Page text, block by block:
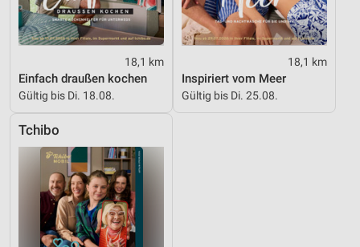
18,1 km
Einfach draußen kochen
Gültig bis Di. 18.08.
18,1 km
Inspiriert vom Meer
Gültig bis Di. 25.08.
Tchibo